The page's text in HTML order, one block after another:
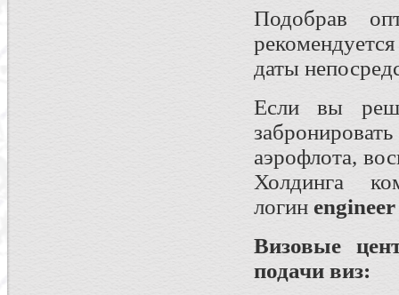
Подобрав
даты
Если вы
аэрофлота,
Холдинга
логин engineer
Визовые
подачи виз: